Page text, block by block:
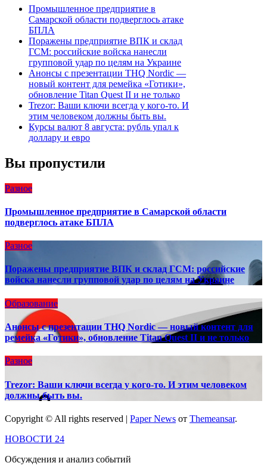
Промышленное предприятие в
Самарской области подверглось атаке
БПЛА
Поражены предприятие ВПК и склад
ГСМ: российские войска нанесли
групповой удар по целям на Украине
Анонсы с презентации THQ Nordic —
новый контент для ремейка «Готики»,
обновление Titan Quest II и не только
Trezor: Ваши ключи всегда у кого-то. И
этим человеком должны быть вы.
Курсы валют 8 августа: рубль упал к
доллару и евро
Вы пропустили
Разное
Промышленное предприятие в Самарской области
подверглось атаке БПЛА
Разное
Поражены предприятие ВПК и склад ГСМ: российские
войска нанесли групповой удар по целям на Украине
Образование
Анонсы с презентации THQ Nordic — новый контент для
ремейка «Готики», обновление Titan Quest II и не только
Разное
Trezor: Ваши ключи всегда у кого-то. И этим человеком
должны быть вы.
Copyright © All rights reserved | Paper News от Themeansar.
НОВОСТИ 24
Обсуждения и анализ событий